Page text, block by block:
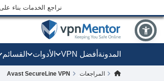
نراجع الخدمات بناء
المدونة أفضل VPN الأدوات القسائم
المراجعات Avast SecureLine VPN